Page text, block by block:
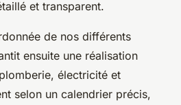
et transparent.
de nos différents
ensuite une réalisation
électricité et
selon un calendrier précis,